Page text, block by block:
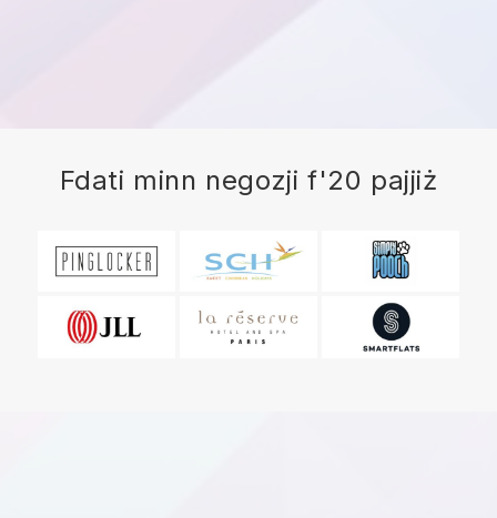
Fdati minn negozji f'20 pajjiż